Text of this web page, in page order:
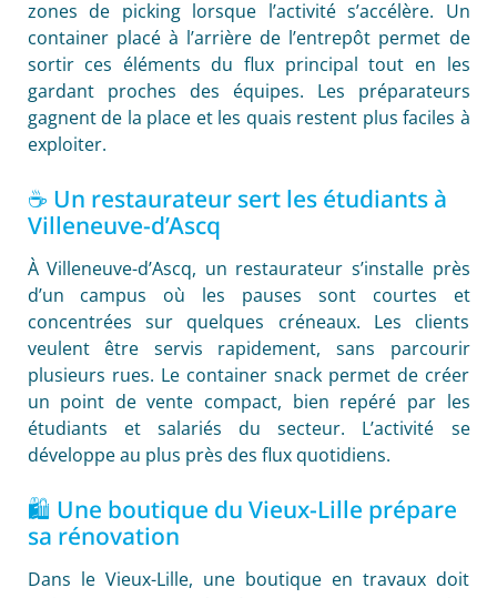
zones de picking lorsque l’activité s’accélère. Un
container placé à l’arrière de l’entrepôt permet de
sortir ces éléments du flux principal tout en les
gardant proches des équipes. Les préparateurs
gagnent de la place et les quais restent plus faciles à
exploiter.
☕ Un restaurateur sert les étudiants à
Villeneuve-d’Ascq
À Villeneuve-d’Ascq, un restaurateur s’installe près
d’un campus où les pauses sont courtes et
concentrées sur quelques créneaux. Les clients
veulent être servis rapidement, sans parcourir
plusieurs rues. Le container snack permet de créer
un point de vente compact, bien repéré par les
étudiants et salariés du secteur. L’activité se
développe au plus près des flux quotidiens.
🛍️ Une boutique du Vieux-Lille prépare
sa rénovation
Dans le Vieux-Lille, une boutique en travaux doit